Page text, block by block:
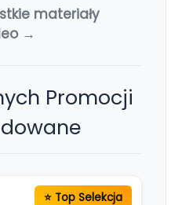
materiały
→
Promocji